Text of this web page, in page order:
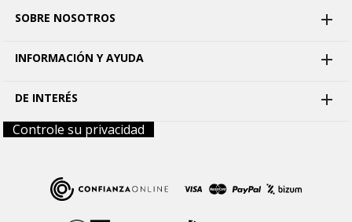
SOBRE NOSOTROS 
INFORMACIÓN Y AYUDA 
DE INTERÉS 
Controle su privacidad